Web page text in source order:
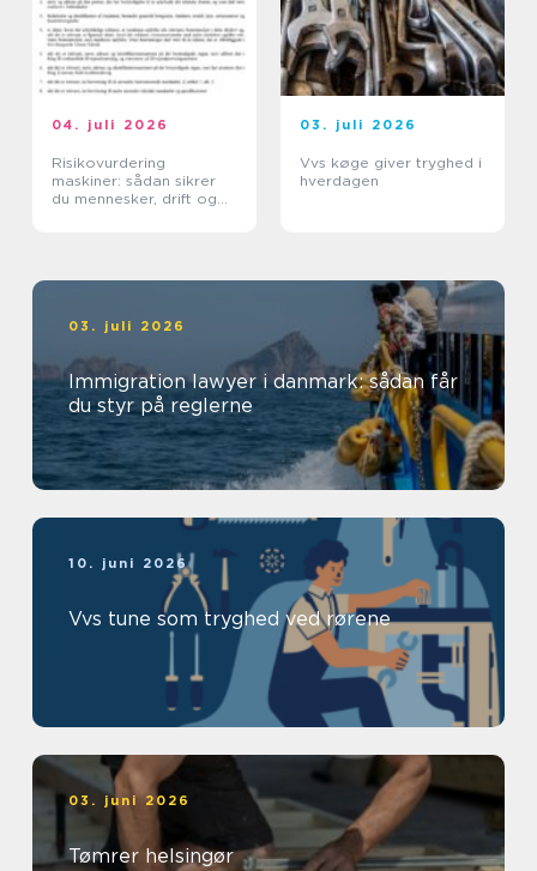
04. juli 2026
Risikovurdering
maskiner: sådan sikrer
du mennesker, drift og
03. juli 2026
Vvs køge giver tryghed i
hverdagen
03. juli 2026
Immigration lawyer i danmark: sådan får
du styr på reglerne
10. juni 2026
Vvs tune som tryghed ved rørene
03. juni 2026
Tømrer helsingør